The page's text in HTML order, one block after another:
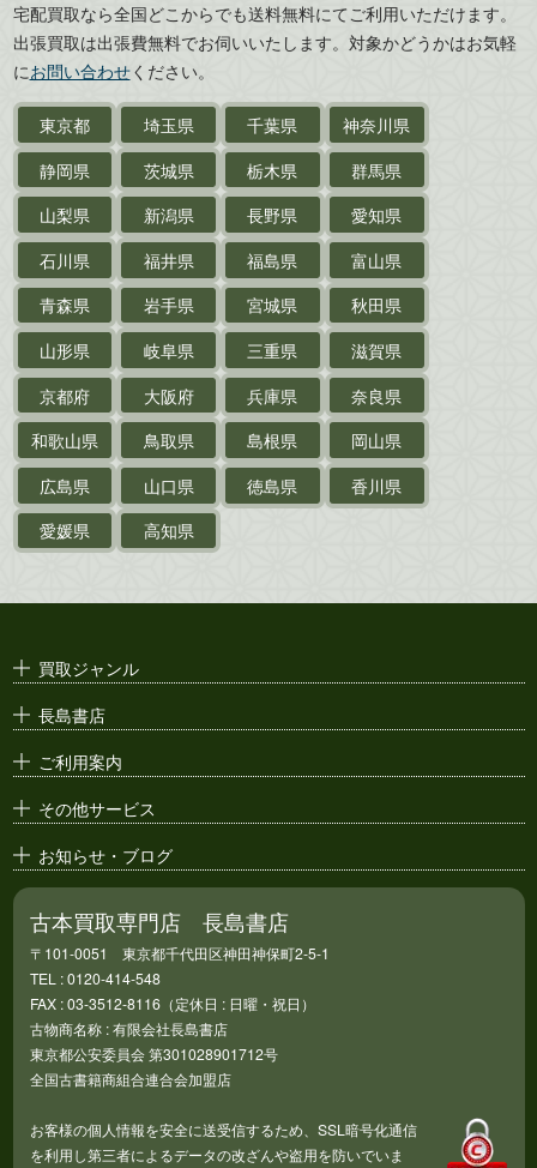
武道書・武術書
近代文学・
サイン色紙
作家草稿・原稿・肉筆物
探偵小説・推理小説
乗物
鉄道・
電車・バス
戦前・戦中の紙物・資料
絵葉書
支那・満洲・朝鮮・
台湾関係古資料
ポスター・チラシ・
徳島県
香川県
愛媛県
宅配買取なら全国どこからでも送料無料にてご利用いただけます。
出張買取は出張費無料でお伺いいたします。対象かどうかはお気軽
にお問い合わせください。
東京都 埼玉県 千葉県
神奈川県
静岡県
茨城県 栃木県
群馬県
山梨県
新潟県 長野県
愛知県
石川県
福井県 福島県
富山県
青森県
岩手県 宮城県
秋田県
山形県
岐阜県 三重県
滋賀県
京都府
大阪府 兵庫県
奈良県
和歌山県
鳥取県 島根県
岡山県
広島県
山口県 徳島県
香川県
愛媛県
高知県
買取ジャンル
長島書店
ご利用案内
その他サービス
お知らせ・ブログ
古本買取専門店 長島書店
〒101-0051 東京都千代田区神田神保町2-5-1
TEL : 0120-414-548
FAX : 03-3512-8116（定休日 : 日曜・祝日）
古物商名称 : 有限会社長島書店
東京都公安委員会 第301028901712号
全国古書籍商組合連合会加盟店
お客様の個人情報を安全に送受信するため、SSL暗号化通信
を利用し第三者によるデータの改ざんや盗用を防いでいま